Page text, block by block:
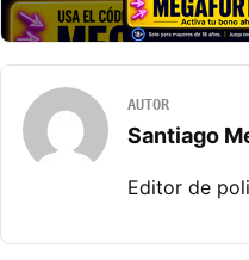
AUTOR
Santiago
Editor de